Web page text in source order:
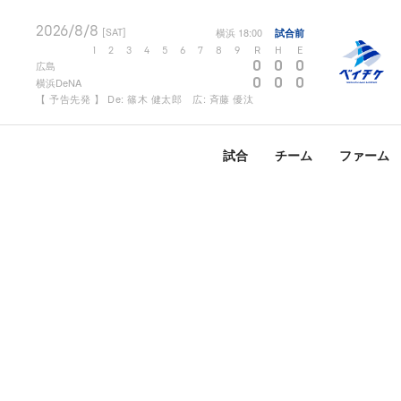
2026/8/8 [SAT] 横浜 18:00 試合前
2 3 4 5 6 7 8 9 R H E
広島 0 0 0
横浜DeNA 0 0 0
【 予告先発 】 De: 篠木 健太郎 広: 斉藤 優汰
試合 チーム ファーム